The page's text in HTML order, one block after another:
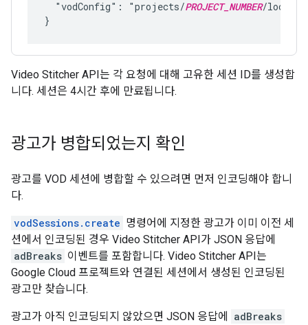
  "vodConfig": "projects/
PROJECT_NUMBER/
Video Stitcher API는 각 요청에 대해 고유한 세션 ID를 생성합
니다. 세션은 4시간 후에 만료됩니다.
광고가 병합되었는지 확인
광고를 VOD 세션에 병합할 수 있으려면 먼저 인코딩해야 합니
다.
vodSessions.create 명령어에 지정한 광고가 이미 이전 세
션에서 인코딩된 경우 Video Stitcher API가 JSON 응답에
adBreaks 이벤트를 포함합니다. Video Stitcher API는
Google Cloud 프로젝트와 연결된 세션에서 생성된 인코딩된
광고만 찾습니다.
광고가 아직 인코딩되지 않았으면 JSON 응답에 adBreaks